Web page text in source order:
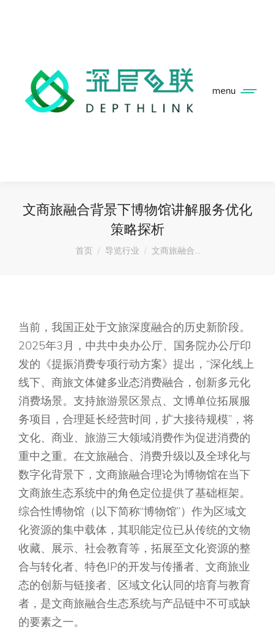
menu
文商旅融合背景下博物馆讲解服务优化
策略探析
您在这里：
首页 导览行业 文商旅融合…
当前，我国正处于文旅深度融合的历史新阶段。
2025年3月，中共中央办公厅、国务院办公厅印
发的《提振消费专项行动方案》提出，“深化线上
线下、商旅文体健多业态消费融合，创新多元化
消费场景。支持旅游景区景点、文博单位拓展服
务项目，合理延长经营时间，扩大接待规模”，将
文化、商业、旅游三大领域消费作为促进消费的
重中之重。在文旅融合、消费升级以及全球化与
数字化背景下，文商旅融合理论为博物馆在当下
文商旅生态系统中的角色定位提供了基础框架。
综合性博物馆（以下简称“博物馆”）作为区域文
化资源的集中载体，其职能定位已从传统的文物
收藏、展示、社会教育等，拓展至文化资源的整
合与转化者、特色IP的开发与传播者、文商旅业
态的创新与链接者、区域文化认同的培育与教育
者，是文商旅融合生态系统与产品链中不可或缺
的要素之一。